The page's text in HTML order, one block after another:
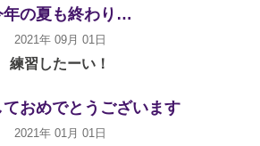
年の夏も終わり…
2021年 09月 01日
練習したーい！
おめでとうございます
2021年 01月 01日